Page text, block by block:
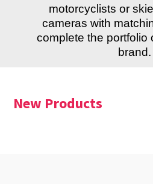
motorcyclists or
cameras with
complete the portfolio
brand.
New Products